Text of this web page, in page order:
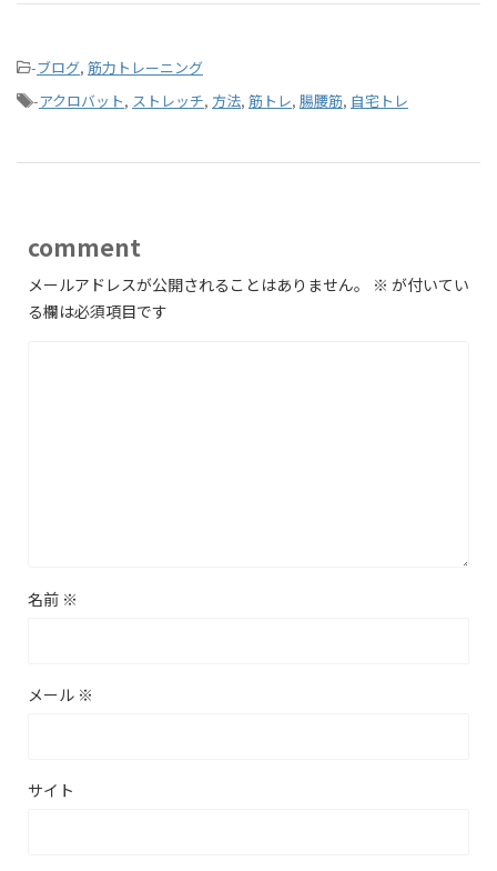
-ブログ, 筋力トレーニング
-アクロバット, ストレッチ, 方法, 筋トレ, 腸腰筋, 自宅トレ
comment
メールアドレスが公開されることはありません。 ※ が付いてい
る欄は必須項目です
名前 ※
メール ※
サイト